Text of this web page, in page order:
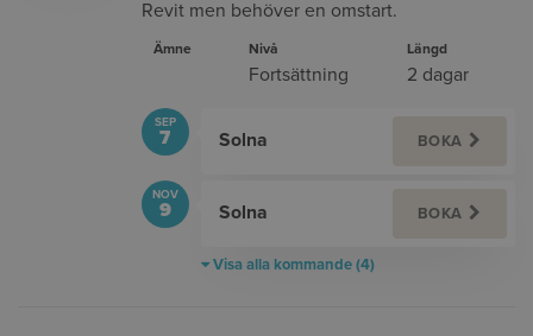
Revit men behöver en omstart.
Ämne Nivå
Fortsättning
Längd
2 dagar
SEP
7 Solna BOKA
NOV
9 Solna BOKA
Visa alla kommande (4)